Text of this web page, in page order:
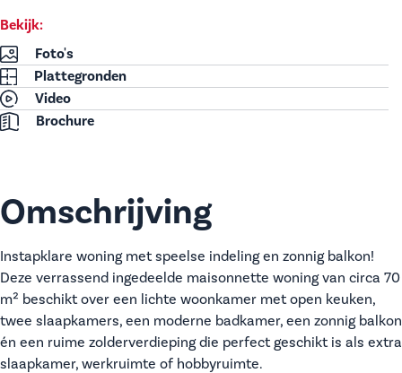
Bekijk:
Foto's
Plattegronden
Video
Brochure
Omschrijving
Instapklare woning met speelse indeling en zonnig balkon!
Deze verrassend ingedeelde maisonnette woning van circa 70
m² beschikt over een lichte woonkamer met open keuken,
twee slaapkamers, een moderne badkamer, een zonnig balkon
én een ruime zolderverdieping die perfect geschikt is als extra
slaapkamer, werkruimte of hobbyruimte.